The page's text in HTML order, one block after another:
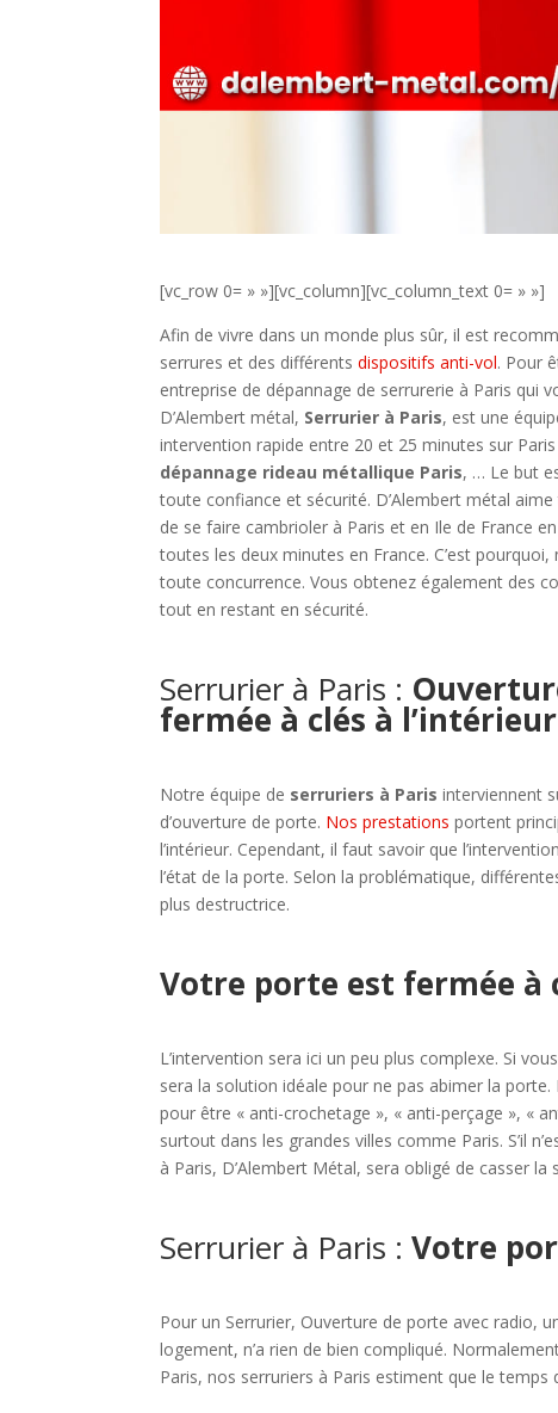
[vc_row 0= » »][vc_column][vc_column_text 0= » »]
Afin de vivre dans un monde plus sûr, il est
serrures et des différentsdispositifs anti-vol. Pour
entreprise de dépannage de serrurerie à Paris qui
D’Alembert métal, Serrurier à Paris, est une
intervention rapide entre 20 et 25 minutes sur
dépannage rideau métallique Paris, … Le but
toute confiance et sécurité. D’Alembert métal
de se faire cambrioler à Paris et en Ile de France
toutes les deux minutes en France. C’est
toute concurrence. Vous obtenez également des
tout en restant en sécurité.
Serrurier à Paris :
fermée à clés à l’intérieur
Notre équipe de serruriers à Paris interviennent
d’ouverture de porte. Nos prestations portent
l’intérieur. Cependant, il faut savoir que
l’état de la porte. Selon la problématique,
plus destructrice.
Votre porte est fermée à
L’intervention sera ici un peu plus complexe. Si
sera la solution idéale pour ne pas abimer la
pour être « anti-crochetage », « anti-perçage », «
surtout dans les grandes villes comme Paris. S’il
à Paris, D’Alembert Métal, sera obligé de casser
Serrurier à Paris :Votre
Pour un Serrurier, Ouverture de porte avec radio,
logement, n’a rien de bien compliqué.
Paris, nos serruriers à Paris estiment que le